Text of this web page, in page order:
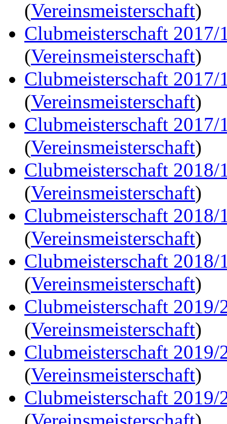
(Vereinsmeisterschaft)
Clubmeisterschaft 2017/
(Vereinsmeisterschaft)
Clubmeisterschaft 2017/
(Vereinsmeisterschaft)
Clubmeisterschaft 2017/
(Vereinsmeisterschaft)
Clubmeisterschaft 2018/
(Vereinsmeisterschaft)
Clubmeisterschaft 2018/
(Vereinsmeisterschaft)
Clubmeisterschaft 2018/
(Vereinsmeisterschaft)
Clubmeisterschaft 2019/
(Vereinsmeisterschaft)
Clubmeisterschaft 2019/
(Vereinsmeisterschaft)
Clubmeisterschaft 2019/